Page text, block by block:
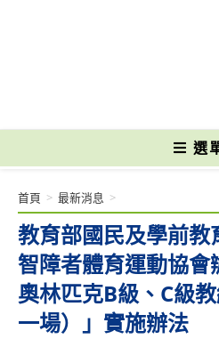
選
教育部國民及學前教
智障者體育運動協
奧林匹克B級、C級
一場）」實施辦法
首頁 > 最新消息 >